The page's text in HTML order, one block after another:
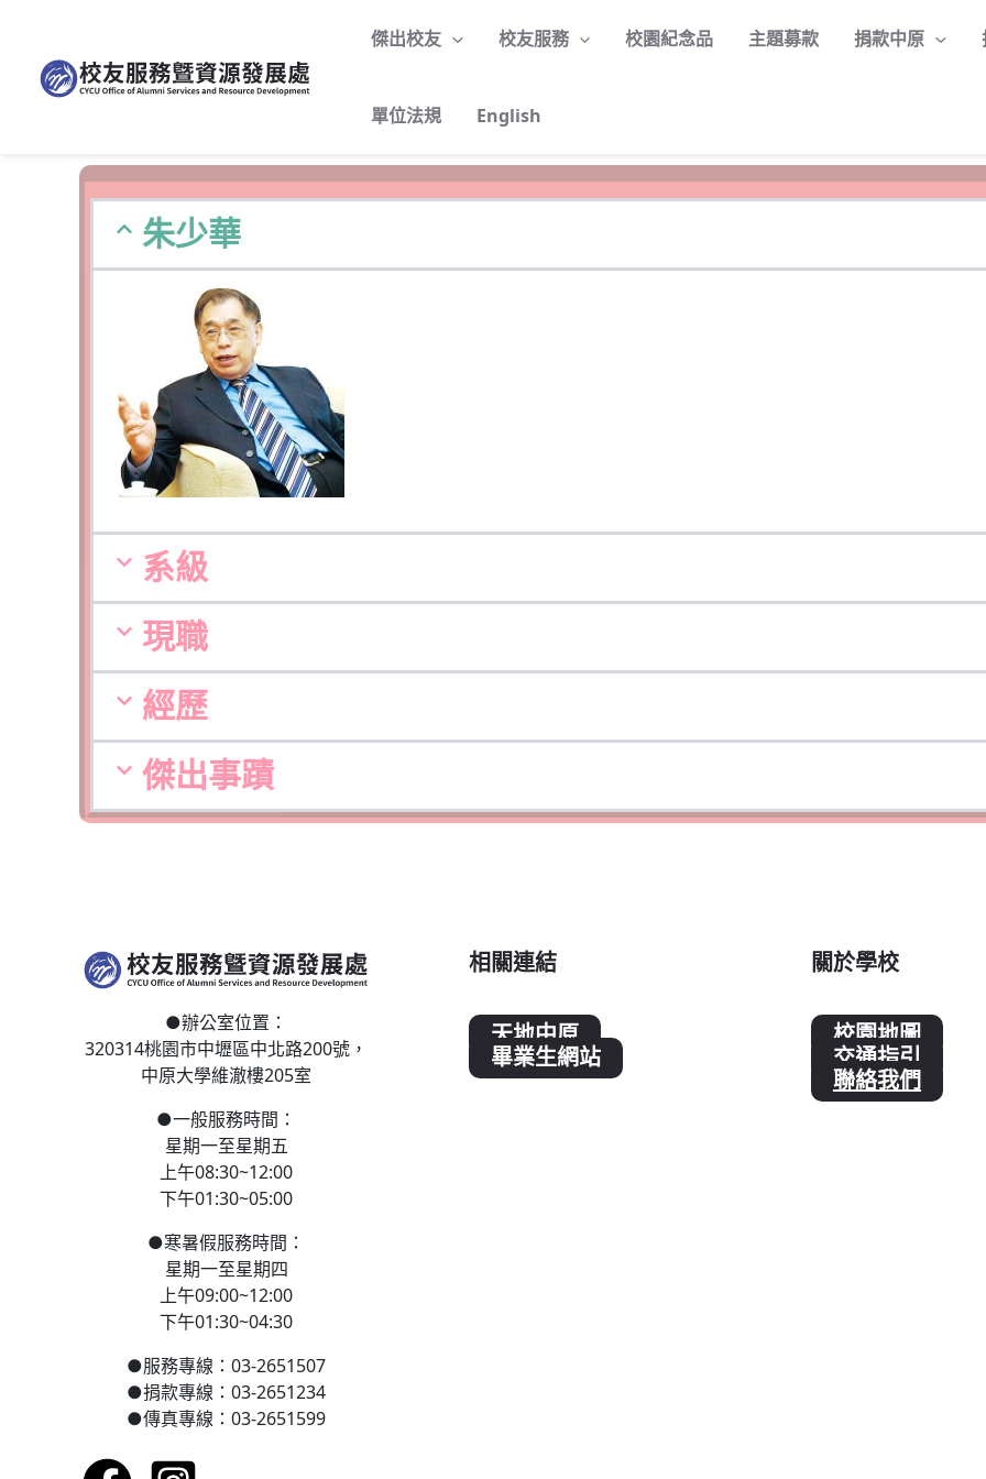
傑出校友 校友服務 校園紀念品 主題募款 捐款中原
單位法規 English
朱少華
系級
現職
經歷
傑出事蹟
●辦公室位置：
320314桃園市中壢區中北路200號，
中原大學維澈樓205室
●一般服務時間：
星期一至星期五
上午08:30~12:00
下午01:30~05:00
●寒暑假服務時間：
星期一至星期四
上午09:00~12:00
下午01:30~04:30
●服務專線：03-2651507
●捐款專線：03-2651234
●傳真專線：03-2651599
相關連結
天地中原
畢業生網站
關於學校
校園地圖
交通指引
聯絡我們